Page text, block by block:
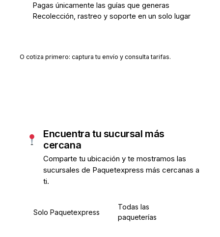
Pagas únicamente las guías que generas
Recolección, rastreo y soporte en un solo lugar
O cotiza primero: captura tu envío y consulta tarifas.
Encuentra tu sucursal más
cercana
Comparte tu ubicación y te mostramos las
sucursales de Paquetexpress más cercanas a
ti.
Solo Paquetexpress
Todas las
paqueterías